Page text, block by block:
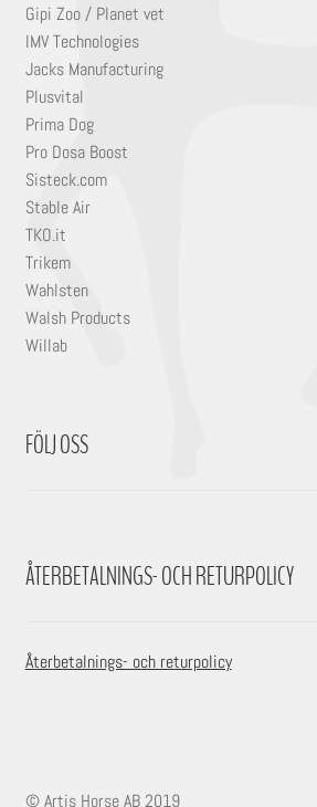
Gipi Zoo / Planet vet
IMV Technologies
Jacks Manufacturing
Plusvital
Prima Dog
Pro Dosa Boost
Sisteck.com
Stable Air
TKO.it
Trikem
Wahlsten
Walsh Products
Willab
FÖLJ OSS
ÅTERBETALNINGS- OCH RETURPOLICY
Återbetalnings- och returpolicy
© Artis Horse AB 2019